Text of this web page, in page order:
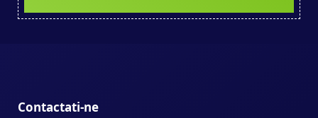
Contactati-ne